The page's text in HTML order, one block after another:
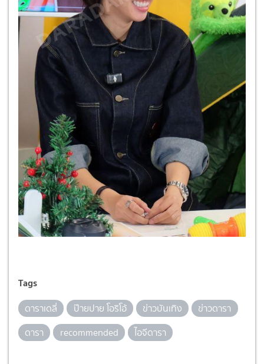
Tags
ดาราเดลี่ ป๊ายปาย โอริโอ้ ข่าวบันเทิง
ข่าวดารา
ดารา
recommended ไอจีดารา